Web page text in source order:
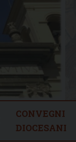
CONVEGNI
DIOCESANI